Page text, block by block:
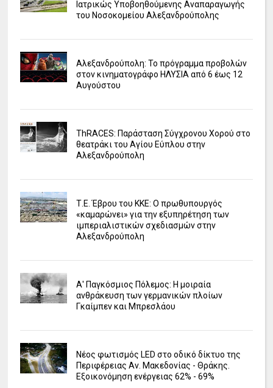
Ιατρικώς Υποβοηθούμενης Αναπαραγωγής
του Νοσοκομείου Αλεξανδρούπολης
Αλεξανδρούπολη: Το πρόγραμμα προβολών
στον κινηματογράφο ΗΛΥΣΙΑ από 6 έως 12
Αυγούστου
ΤhRACES: Παράσταση Σύγχρονου Χορού στο
θεατράκι του Αγίου Εύπλου στην
Αλεξανδρούπολη
Τ.Ε. Έβρου του ΚΚΕ: Ο πρωθυπουργός
«καμαρώνει» για την εξυπηρέτηση των
ιμπεριαλιστικών σχεδιασμών στην
Αλεξανδρούπολη
Α' Παγκόσμιος Πόλεμος: Η μοιραία
ανθράκευση των γερμανικών πλοίων
Γκαίμπεν και Μπρεσλάου
Νέος φωτισμός LED στο οδικό δίκτυο της
Περιφέρειας Αν. Μακεδονίας - Θράκης.
Εξοικονόμηση ενέργειας 62% - 69%